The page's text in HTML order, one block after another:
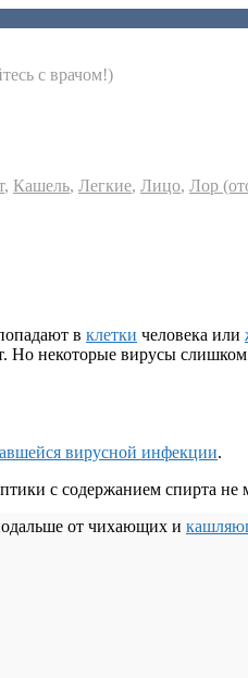
с врачом!)
, Кашель, Легкие, Лицо, Лор
в клетки человека или
Но некоторые вирусы
вирусной инфекции.
с содержанием спирта не
от чихающих и